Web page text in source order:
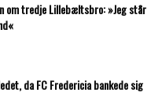
om tredje Lillebæltsbro: »Jeg står
da FC Fredericia bankede sig